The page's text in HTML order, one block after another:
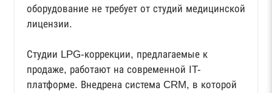
оборудование не требует от студий медицинской
лицензии.
Студии LPG-коррекции, предлагаемые к
продаже, работают на современной IT-
платформе. Внедрена система CRM, в которой